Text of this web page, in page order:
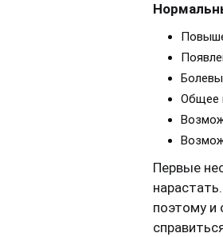
Общее
Первые
поэтому и